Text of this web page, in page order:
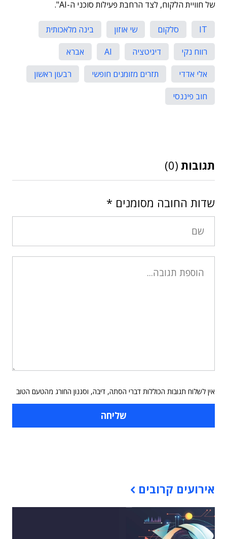
של חוויית הלקוח, לצד הרחבת פעילות סוכני ה-AI".
IT סלקום שי אוזון
בינה מלאכותית
רווח נקי
דיגיטציה AI
אברא
אלי אדדי
תזרים מזומנים חופשי
רבעון ראשון
חוב פיננסי
תגובות (0)
שדות החובה מסומנים *
אין לשלוח תגובות הכוללות דברי הסתה, דיבה, וסגנון החורג מהטעם הטוב
אירועים קרובים